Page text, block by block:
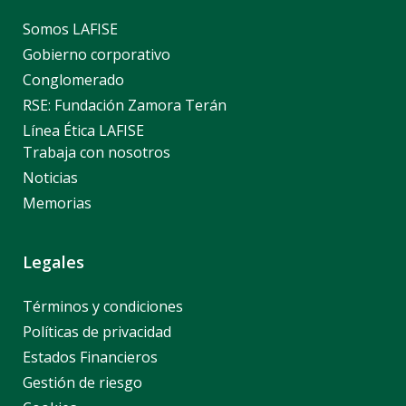
Somos LAFISE
Gobierno corporativo
Conglomerado
RSE: Fundación Zamora Terán
Línea Ética LAFISE
Trabaja con nosotros
Noticias
Memorias
Legales
Términos y condiciones
Políticas de privacidad
Estados Financieros
Gestión de riesgo